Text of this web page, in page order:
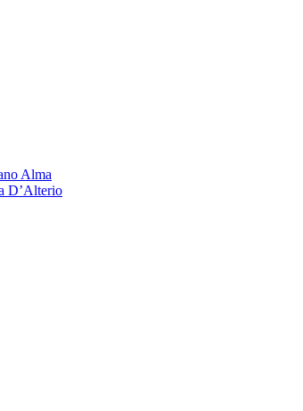
Alma
D’Alterio